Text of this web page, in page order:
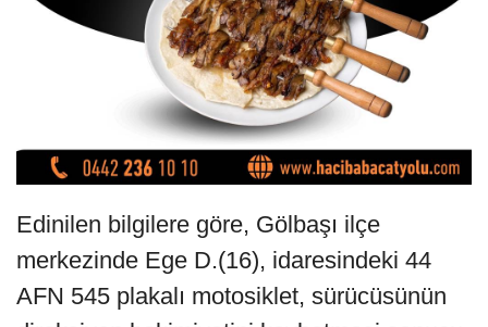
Edinilen bilgilere göre, Gölbaşı ilçe
merkezinde Ege D.(16), idaresindeki 44
AFN 545 plakalı motosiklet, sürücüsünün